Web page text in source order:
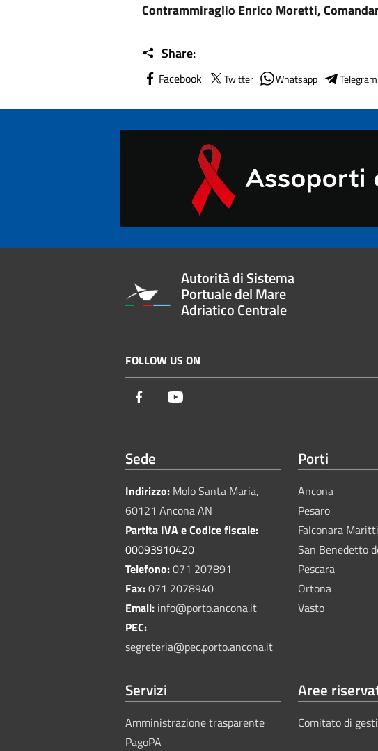
Contrammiraglio Enrico Moretti,
Share:
Facebook Twitter Whatsapp Telegram
Autorità di Sistema
Portuale del Mare
Adriatico Centrale
FOLLOW US ON
Facebook
Sede
Indirizzo: Molo Santa Maria,
60121 Ancona AN
Partita IVA e Codice fiscale:
00093910420
Telefono:071 207891
Fax:071 2078940
Email: info@porto.ancona.it
PEC:
segreteria@pec.porto.ancona.it
Porti
Ancona
Pesaro
Falconara
San Benedetto
Pescara
Ortona
Vasto
Servizi
Amministrazione trasparente
PagoPA
Aree
Comitato di